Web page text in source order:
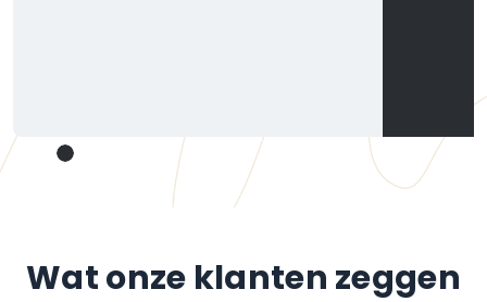
Wat onze klanten zeggen